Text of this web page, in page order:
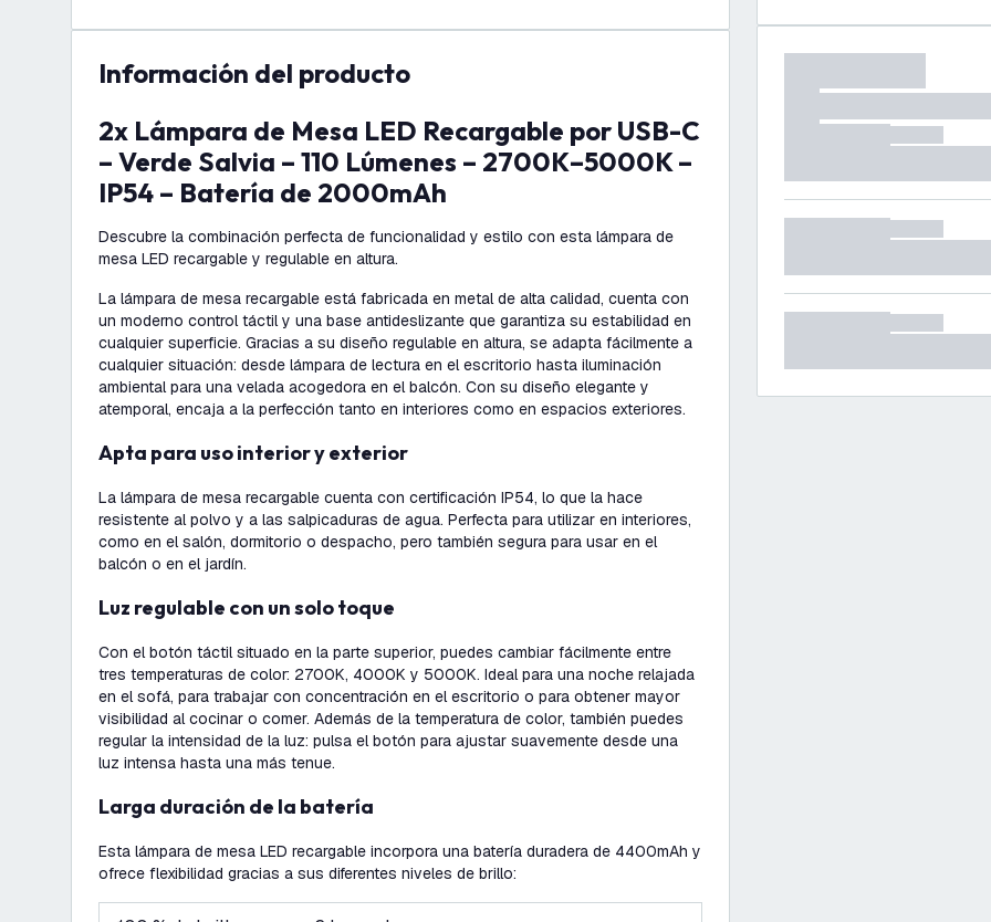
información del producto
2x Lámpara de Mesa LED Recargable por USB-C
– Verde Salvia – 110 Lúmenes – 2700K–5000K –
IP54 – Batería de 2000mAh
Descubre la combinación perfecta de funcionalidad y estilo con esta lámpara de
mesa LED recargable y regulable en altura.
La lámpara de mesa recargable está fabricada en metal de alta calidad, cuenta con
un moderno control táctil y una base antideslizante que garantiza su estabilidad en
cualquier superficie. Gracias a su diseño regulable en altura, se adapta fácilmente a
cualquier situación: desde lámpara de lectura en el escritorio hasta iluminación
ambiental para una velada acogedora en el balcón. Con su diseño elegante y
atemporal, encaja a la perfección tanto en interiores como en espacios exteriores.
Apta para uso interior y exterior
La lámpara de mesa recargable cuenta con certificación IP54, lo que la hace
resistente al polvo y a las salpicaduras de agua. Perfecta para utilizar en interiores,
como en el salón, dormitorio o despacho, pero también segura para usar en el
balcón o en el jardín.
Luz regulable con un solo toque
Con el botón táctil situado en la parte superior, puedes cambiar fácilmente entre
tres temperaturas de color: 2700K, 4000K y 5000K. Ideal para una noche relajada
en el sofá, para trabajar con concentración en el escritorio o para obtener mayor
visibilidad al cocinar o comer. Además de la temperatura de color, también puedes
regular la intensidad de la luz: pulsa el botón para ajustar suavemente desde una
luz intensa hasta una más tenue.
Larga duración de la batería
Esta lámpara de mesa LED recargable incorpora una batería duradera de 4400mAh y
ofrece flexibilidad gracias a sus diferentes niveles de brillo: